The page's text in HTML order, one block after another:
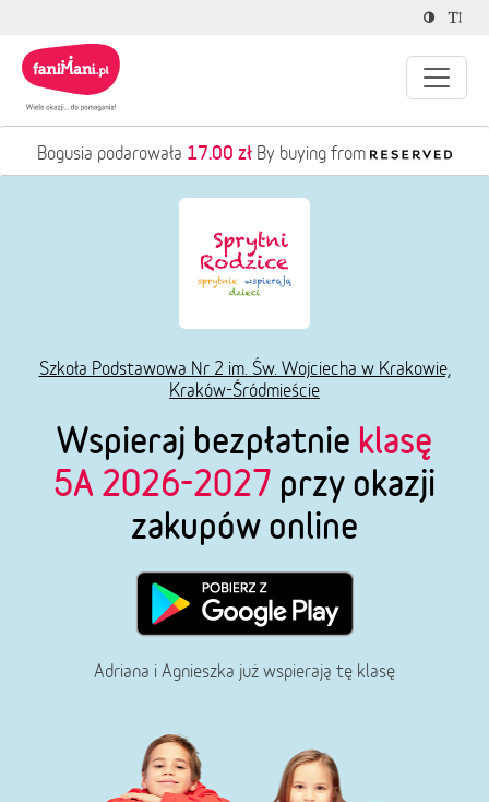
Bogusia podarowała 17.00 zł By buying from
Szkoła Podstawowa Nr 2 im. Św. Wojciecha w Krakowie,
Kraków-Śródmieście
Wspieraj bezpłatnie klasę
5A 2026-2027 przy okazji
zakupów online
Adriana i Agnieszka już wspierają tę klasę